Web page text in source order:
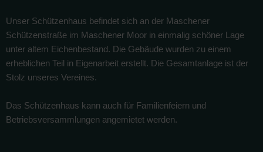
Unser Schützenhaus befindet sich an der Maschener
Schützenstraße im Maschener Moor in einmalig schöner Lage
unter altem Eichenbestand. Die Gebäude wurden zu einem
erheblichen Teil in Eigenarbeit erstellt. Die Gesamtanlage ist der
Stolz unseres Vereines.
Das Schützenhaus kann auch für Familienfeiern und
Betriebsversammlungen angemietet werden.